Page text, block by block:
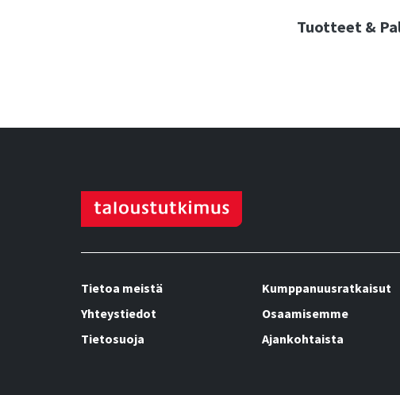
Tuotteet &
Tietoa meistä Kumppanuusratkaisut
Yhteystiedot
Osaamisemme
Tietosuoja
Ajankohtaista